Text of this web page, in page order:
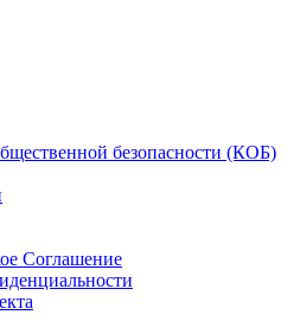
безопасности (КОБ)
Соглашение